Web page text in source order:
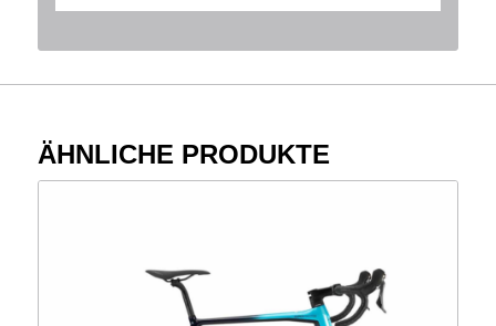
ÄHNLICHE PRODUKTE